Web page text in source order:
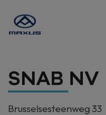
SNAB NV
Brusselsesteenweg 33